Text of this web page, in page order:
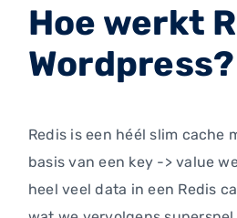
Hoe werkt
Wordpress?
Redis is een héél slim cache
basis van een key -> value
heel veel data in een Redis